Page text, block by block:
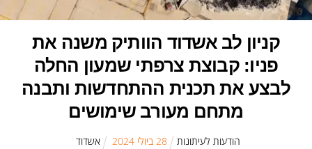
קניון לב אשדוד הוותיק משנה את
פניו: קבוצת צרפתי שמעון החלה
לבצע את תכנית ההתחדשות ותבנה
מתחם מעורב שימושים
הודעות לעיתונות 28ביולי 2024 אשדוד